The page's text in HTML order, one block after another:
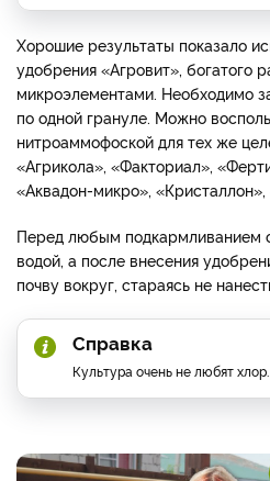
Хорошие результаты показало
удобрения «Агровит», богатого
микроэлементами. Необходимо
по одной грануле. Можно
нитроаммофоской для тех же
«Агрикола», «Факториал»,
«Аквадон-микро», «Кристаллон»,
Перед любым подкармливанием
водой, а после внесения
почву вокруг, стараясь не
Справка
Культура очень не любят хлор.